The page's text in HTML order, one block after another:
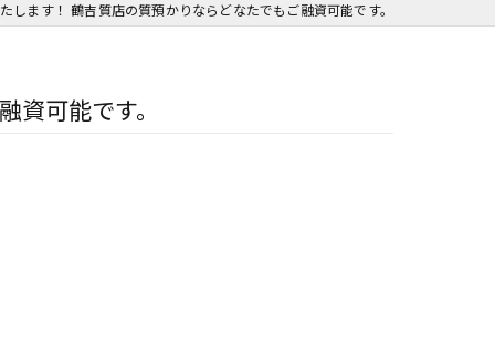
します！ 鶴吉質店の質預かりならどなたでもご融資可能です。
可能です。